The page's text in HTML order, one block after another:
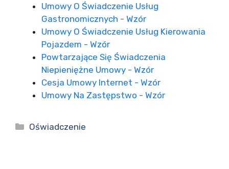
Umowy O Świadczenie Usług
Gastronomicznych - Wzór
Umowy O Świadczenie Usług Kierowania
Pojazdem - Wzór
Powtarzające Się Świadczenia
Niepieniężne Umowy - Wzór
Cesja Umowy Internet - Wzór
Umowy Na Zastępstwo - Wzór
Kategorie
Oświadczenie